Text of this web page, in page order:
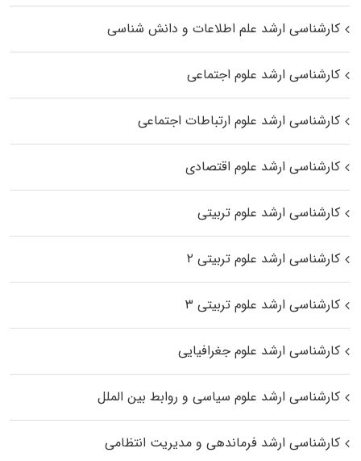
کارشناسی ارشد علم اطلاعات و دانش شناسی
کارشناسی ارشد علوم اجتماعی
کارشناسی ارشد علوم ارتباطات اجتماعی
کارشناسی ارشد علوم اقتصادی
کارشناسی ارشد علوم تربیتی
کارشناسی ارشد علوم تربیتی ۲
کارشناسی ارشد علوم تربیتی ۳
کارشناسی ارشد علوم جغرافیایی
کارشناسی ارشد علوم سیاسی و روابط بین الملل
کارشناسی ارشد فرماندهی و مدیریت انتظامی